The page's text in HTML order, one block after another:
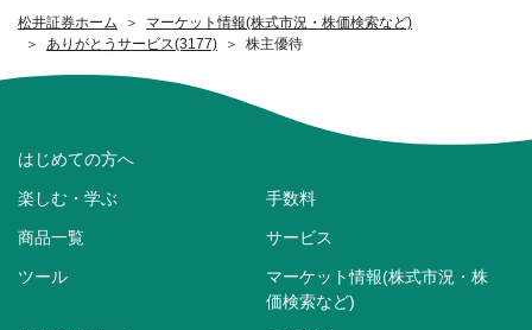
松井証券ホーム
マーケット情報(株式市況・株価検索など)
ありがとうサービス(3177)
株主優待
はじめての方へ
楽しむ・学ぶ 手数料
商品一覧 サービス
ツール
マーケット情報(株式市況・株
価検索など)